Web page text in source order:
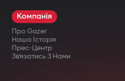
Компанія
Про Gazer
Наша Історія
Прес-Центр
Зв’язатись З Нами